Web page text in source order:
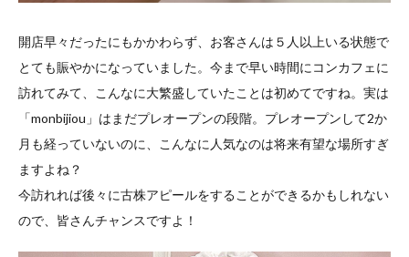
開店早々だったにもかかわらず、お客さんは５人以上いる状態で
とても賑やかになっていました。今まで早い時間にコンカフェに
訪れてみて、こんなに大繁盛していたことは初めてですね。実は
「monbijiou」はまだプレオープンの段階。プレオープンして2か
月も経っていないのに、こんなに人気なのは将来有望な場所すぎ
ますよね？
今訪れれば後々に古株アピールをすることができるかもしれない
ので、皆さんチャンスですよ！